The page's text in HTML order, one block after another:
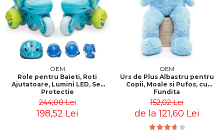
OEM
Role pentru Baieti, Roti
Ajutatoare, Lumini LED, Set
Protectie
244,00 Lei
198,52 Lei
OEM
Urs de Plus Albastru pentru
Copii, Moale si Pufos, cu
Fundita
152,02 Lei
de la 121,60 Lei